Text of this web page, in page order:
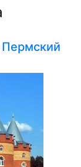
Пермский